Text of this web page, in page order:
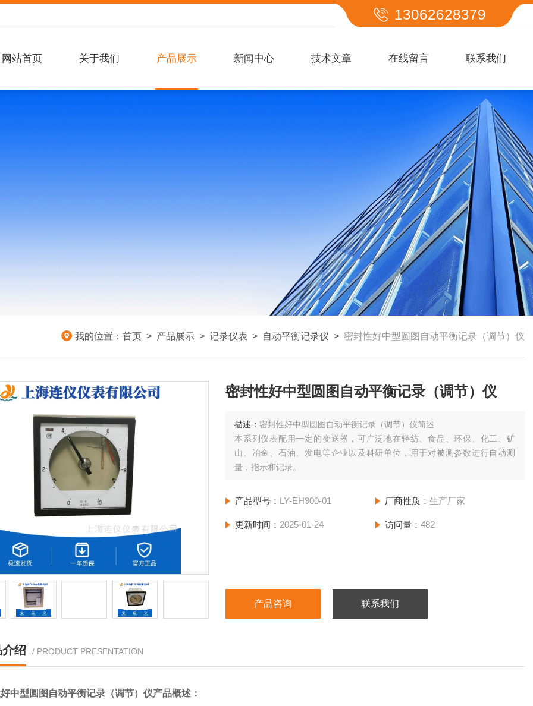
13062628379
网站首页 关于我们 产品展示 新闻中心 技术文章 在线留言 联系我们
我的位置： 首页 > 产品展示 > 记录仪表 > 自动平衡记录仪 > 密封性好中型圆图自动平衡记录（调节）仪
密封性好中型圆图自动平衡记录（调节）仪
描述： 密封性好中型圆图自动平衡记录（调节）仪简述
本系列仪表配用一定的变送器，可广泛地在轻纺、食品、环保、化工、矿
山、冶金、石油、发电等企业以及科研单位，用于对被测参数进行自动测
量，指示和记录。
产品型号： LY-EH900-01 厂商性质： 生产厂家
更新时间： 2025-01-24 访问量： 482
产品咨询 联系我们
绍 / PRODUCT PRESENTATION
中型圆图自动平衡记录（调节）仪产品概述：